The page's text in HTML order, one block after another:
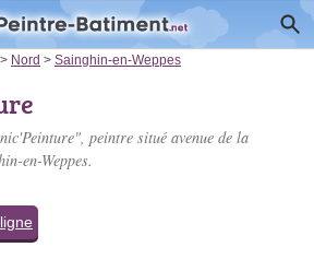
> Nord > Sainghin-en-Weppes
peintre situé avenue de la
en-Weppes.